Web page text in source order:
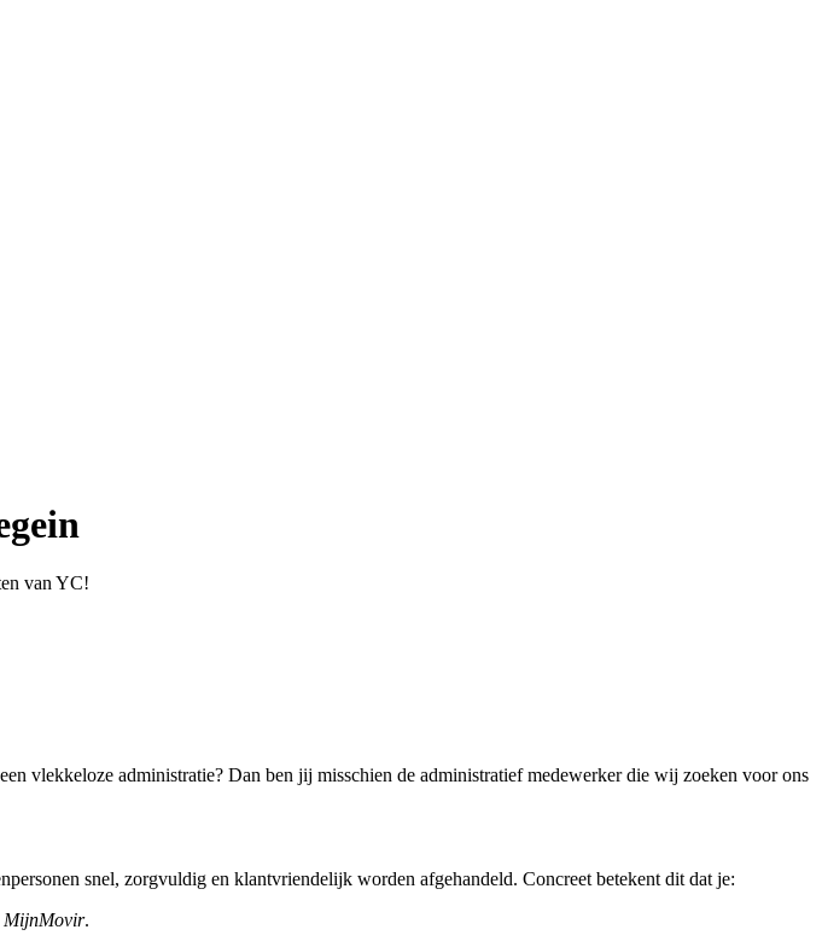
van YC!
vlekkeloze administratie? Dan ben jij misschien de administratief medewerker die wij zoeken voor ons
snel, zorgvuldig en klantvriendelijk worden afgehandeld. Concreet betekent dit dat je:
MijnMovir.